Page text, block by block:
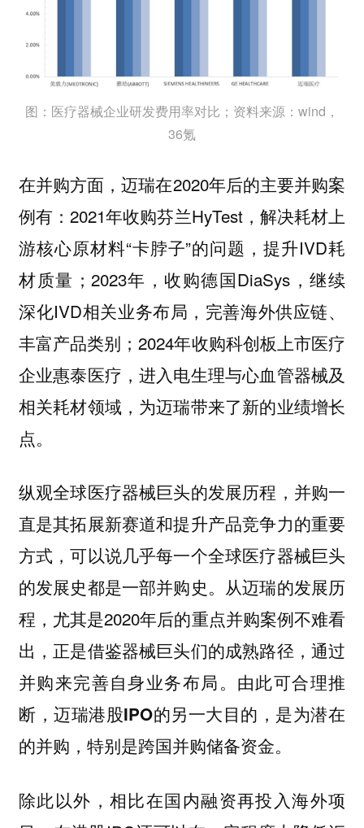
图：医疗器械企业研发费用率对比；资料来源：wind，
36氪
在并购方面，迈瑞在2020年后的主要并购案
例有：2021年收购芬兰HyTest，解决耗材上
游核心原材料“卡脖子”的问题，提升IVD耗
材质量；2023年，收购德国DiaSys，继续
深化IVD相关业务布局，完善海外供应链、
丰富产品类别；2024年收购科创板上市医疗
企业惠泰医疗，进入电生理与心血管器械及
相关耗材领域，为迈瑞带来了新的业绩增长
点。
纵观全球医疗器械巨头的发展历程，并购一
直是其拓展新赛道和提升产品竞争力的重要
方式，可以说几乎每一个全球医疗器械巨头
的发展史都是一部并购史。从迈瑞的发展历
程，尤其是2020年后的重点并购案例不难看
出，正是借鉴器械巨头们的成熟路径，通过
并购来完善自身业务布局。 由此可合理推
断，迈瑞港股IPO的另一大目的，是为潜在
的并购，特别是跨国并购储备资金。
除此以外，相比在国内融资再投入海外项